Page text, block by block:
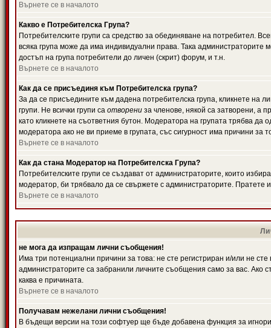
Върнете се в началото
Какво е Потребителска Група?
Потребителските групи са средство за обединяване на потребител.
всяка група може да има индивидуални права. Така
достъп на група потребители до личен (скрит) форум, и т.н.
Върнете се в началото
Как да се присъединя към Потребителска група?
За да се присъедините към дадена потребителска група, кликнете на
групи. Не всички групи са отворени за членове, някой са затворени, а
като кликнете на съответния бутон. Модератора на групата трябва
модератора ако не ви приеме в групата, със сигурност има причини за
Върнете се в началото
Как да стана Модератор на Потребителска Група?
Потребителските групи се създават от администраторите, които
модератор, би трябвало да се свържете с администраторите.
Върнете се в началото
не мога да изпращам лични съобщения!
Има три потенциални причини за това: не сте регистриран и/или не
администраторите са забранили личните съобщения само за вас. Ако
каква е причината.
Върнете се в началото
Получавам нежелани лични съобщения!
В бъдещи версии на този софтуер ще бъде добавена функция за